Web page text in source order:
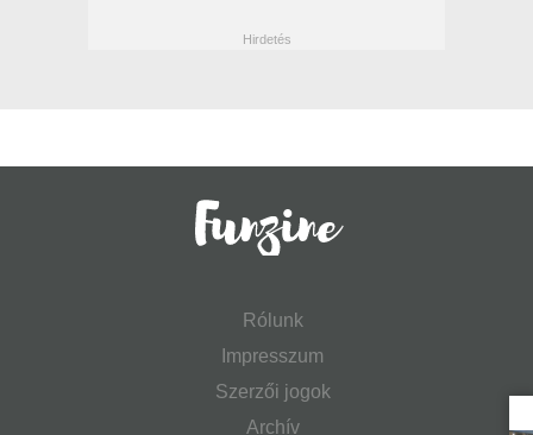
Rólunk
Impresszum
Szerzői jogok
Archív